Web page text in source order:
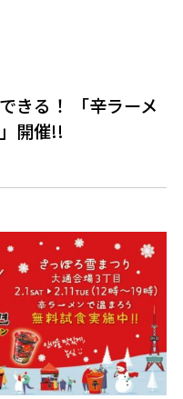
きる！ 「辛ラーメ
開催!!